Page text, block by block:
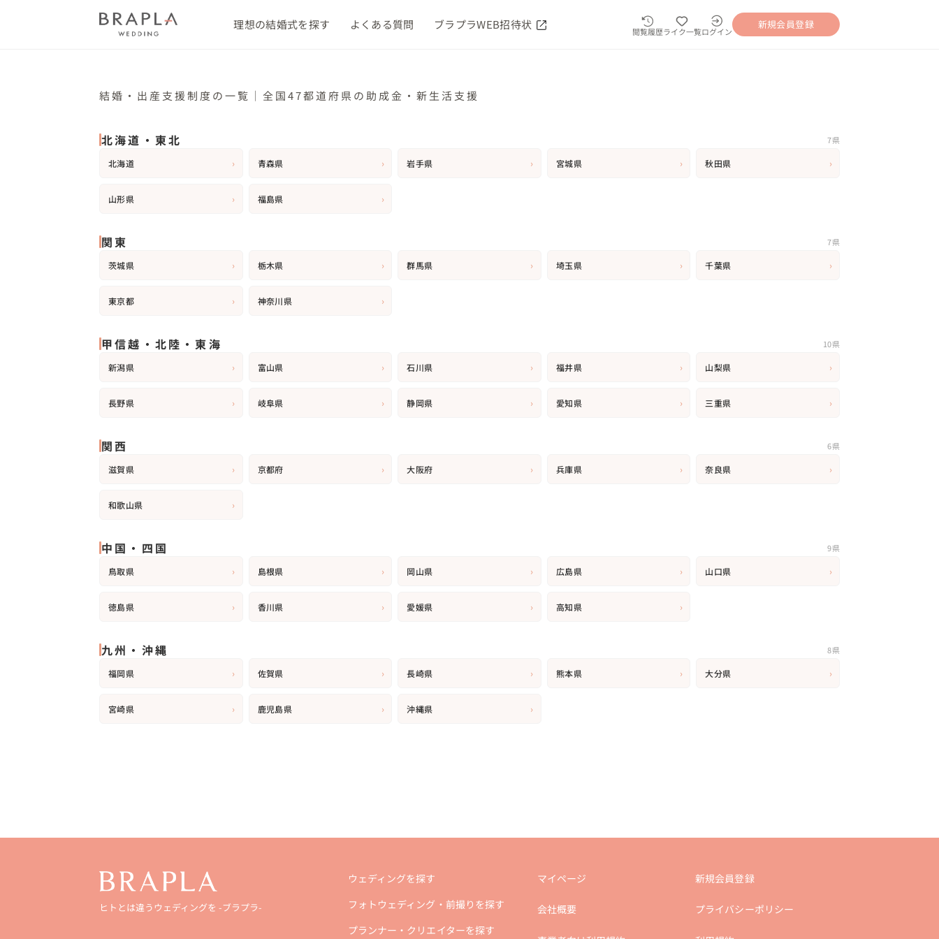
理想の結婚式を探す よくある質問 ブラプラWEB招待状 閲覧履歴ライク一覧ログイン
新規会員登録
結婚・出産支援制度の一覧｜全国47都道府県の助成金・新生活支援
北海道・東北 7県
北海道 › 青森県 › 岩手県 › 宮城県 › 秋田県 ›
山形県 › 福島県 ›
関東 7県
茨城県 › 栃木県 › 群馬県 › 埼玉県 › 千葉県 ›
東京都 › 神奈川県 ›
甲信越・北陸・東海 10県
新潟県 › 富山県 › 石川県 › 福井県 › 山梨県 ›
長野県 › 岐阜県 › 静岡県 › 愛知県 › 三重県 ›
関西 6県
滋賀県 › 京都府 › 大阪府 › 兵庫県 › 奈良県 ›
和歌山県 ›
中国・四国 9県
鳥取県 › 島根県 › 岡山県 › 広島県 › 山口県 ›
徳島県 › 香川県 › 愛媛県 › 高知県 ›
九州・沖縄 8県
福岡県 › 佐賀県 › 長崎県 › 熊本県 › 大分県 ›
宮崎県 › 鹿児島県 › 沖縄県 ›
ヒトとは違うウェディングを-ブラプラ-
ウェディングを探す
フォトウェディング・前撮りを探す
プランナー・クリエイターを探す
マイページ 新規会員登録
会社概要 プライバシーポリシー